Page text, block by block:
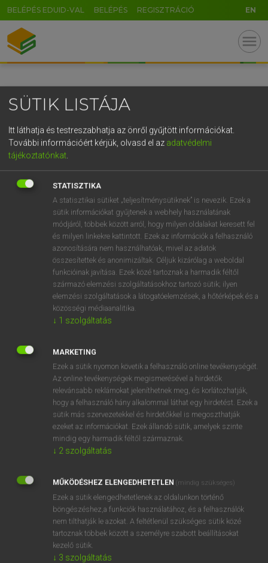
BELÉPÉS EDUID-VAL BELÉPÉS REGISZTRÁCIÓ EN
menu
OOOOPS!
SZOTAR.NET APPLIKÁCIÓ
MICROSOFT OFFICE BŐVÍTMÉNY
BEÉPÜLŐ SZÓTÁRMODUL
ONLINE NYELVVIZSGA
EGYÉNI FELHASZNÁLÓKNAK
TANULÓKNAK
OKTATÁSI INTÉZMÉNYEKNEK
VÁLLALATI MEGOLDÁSOK
SÜTIK LISTÁJA
Itt láthatja és testreszabhatja az önről gyűjtött információkat.
További információért kérjük, olvasd el az adatvédelmi
tájékoztatónkat
STATISZTIKA
A statisztikai sütiket „teljesítménysütiknek” is nevezik. Ezek a
sütik információkat gyűjtenek a webhely használatának
módjáról, többek között arról, hogy milyen oldalakat keresett fel
és milyen linkekre kattintott. Ezek az információk a felhasználó
azonosítására nem használhatóak, mivel az adatok
összesítettek és anonimizáltak. Céljuk kizárólag a weboldal
funkcióinak javítása. Ezek közé tartoznak a harmadik féltől
származó elemzési szolgáltatásokhoz tartozó sütik; ilyen
elemzési szolgáltatások a látogatóelemzések, a hőtérképek és a
közösségi médiaanalitika.
↓ 1 szolgáltatás
MARKETING
Ezek a sütik nyomon követik a felhasználó online tevékenységét.
Az online tevékenységek megismerésével a hirdetők
relevánsabb reklámokat jeleníthetnek meg, és korlátozhatják,
hogy a felhasználó hány alkalommal láthat egy hirdetést. Ezek a
sütik más szervezetekkel és hirdetőkkel is megoszthatják
ezeket az információkat. Ezek állandó sütik, amelyek szinte
mindig egy harmadik féltől származnak.
↓ 2 szolgáltatás
MŰKÖDÉSHEZ ELENGEDHETETLEN (mindig szükséges)
Ezek a sütik elengedhetetlenek az oldalunkon történő
böngészéshez,a funkciók használatához, és a felhasználók
nem tilthatják le azokat. A feltétlenül szükséges sütik közé
tartoznak többek között a személyre szabott beállításokat
kezelő sütik.
↓ 3 szolgáltatás
GR
5
g h k l
v b n m , . - AltGr